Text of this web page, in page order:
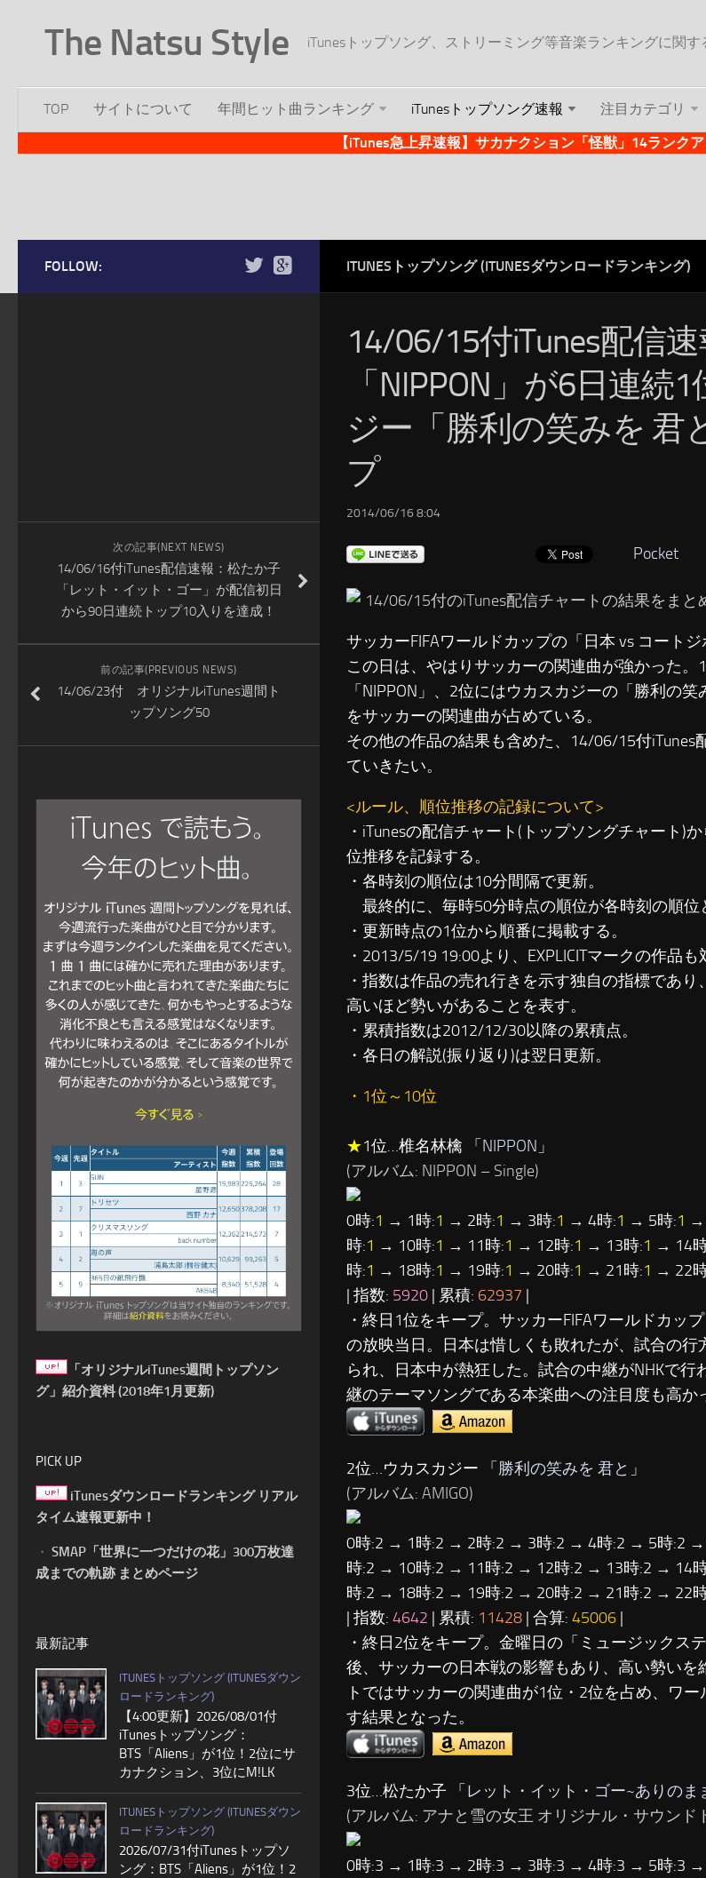
The Natsu Style iTunesトップソング、ストリーミング等音楽ランキングに関す
TOP サイトについて 年間ヒット曲ランキング iTunesトップソング速報 注目カテゴリ
【iTunes急上昇速報】サカナクション「怪獣」14ランク
ITUNESトップソング (ITUNESダウンロードランキング)
14/06/15付iTunes配信
「NIPPON」が6日連続
ジー「勝利の笑みを 君
プ
2014/06/16 8:04
Pocket
14/06/15付のiTunes配信チャートの結果をまと
サッカーFIFAワールドカップの「日本 vs コート
この日は、やはりサッカーの関連曲が強かった
「NIPPON」、2位にはウカスカジーの「勝利の
をサッカーの関連曲が占めている。
その他の作品の結果も含めた、14/06/15付iTunes
ていきたい。
<ルール、順位推移の記録について>
・iTunesの配信チャート(トップソングチャート)
位推移を記録する。
・各時刻の順位は10分間隔で更新。
最終的に、毎時50分時点の順位が各時刻の順位
・更新時点の1位から順番に掲載する。
・2013/5/19 19:00より、EXPLICITマークの作品も
・指数は作品の売れ行きを示す独自の指標であ
高いほど勢いがあることを表す。
・累積指数は2012/12/30以降の累積点。
・各日の解説(振り返り)は翌日更新。
・1位～10位
★1位…椎名林檎 「 NIPPON 」
(アルバム: NIPPON – Single)
0時:1 → 1時:1 → 2時:1 → 3時:1 → 4時:1 → 5時:1 →
時:1 → 10時:1 → 11時:1 → 12時:1 → 13時:1 → 14
時:1 → 18時:1 → 19時:1 → 20時:1 → 21時:1 → 22
| 指数: 5920 | 累積: 62937 |
・終日1位をキープ。サッカーFIFAワールドカッ
の放映当日。日本は惜しくも敗れたが、試合の
られ、日本中が熱狂した。試合の中継がNHKで行
継のテーマソングである本楽曲への注目度も高か
2位…ウカスカジー 「 勝利の笑みを 君と 」
(アルバム: AMIGO)
0時:2 → 1時:2 → 2時:2 → 3時:2 → 4時:2 → 5時:2
時:2 → 10時:2 → 11時:2 → 12時:2 → 13時:2 → 14
時:2 → 18時:2 → 19時:2 → 20時:2 → 21時:2 → 22
| 指数: 4642 | 累積: 11428 | 合算: 45006 |
・終日2位をキープ。金曜日の「ミュージックス
後、サッカーの日本戦の影響もあり、高い勢いを
トではサッカーの関連曲が1位・2位を占め、ワ
す結果となった。
3位…松たか子 「 レット・イット・ゴー~ありのま
(アルバム: アナと雪の女王 オリジナル・サウンド
0時:3 → 1時:3 → 2時:3 → 3時:3 → 4時:3 → 5時:3
FOLLOW:
次の記事(NEXT NEWS)
14/06/16付iTunes配信速報：松たか子
「レット・イット・ゴー」が配信初日
から90日連続トップ10入りを達成！
前の記事(PREVIOUS NEWS)
14/06/23付 オリジナルiTunes週間ト
ップソング50
「オリジナルiTunes週間トップソン
グ」紹介資料 (2018年1月更新)
PICK UP
iTunesダウンロードランキング リアル
タイム速報更新中！
・ SMAP「世界に一つだけの花」300万枚達
成までの軌跡 まとめページ
最新記事
ITUNESトップソング (ITUNESダウン
ロードランキング)
【4:00更新】2026/08/01付
iTunesトップソング：
BTS「Aliens」が1位！2位にサ
カナクション、3位にM!LK
ITUNESトップソング (ITUNESダウン
ロードランキング)
2026/07/31付iTunesトップソ
ング：BTS「Aliens」が1位！2